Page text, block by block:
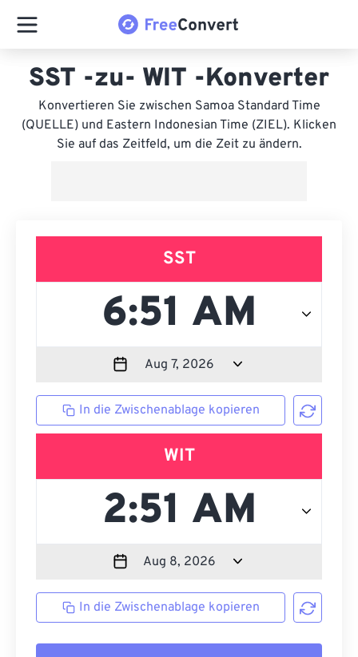
SST -zu- WIT -Konverter
Konvertieren Sie zwischen Samoa Standard Time
(QUELLE) und Eastern Indonesian Time (ZIEL). Klicken
Sie auf das Zeitfeld, um die Zeit zu ändern.
SST
In die Zwischenablage kopieren
WIT
In die Zwischenablage kopieren